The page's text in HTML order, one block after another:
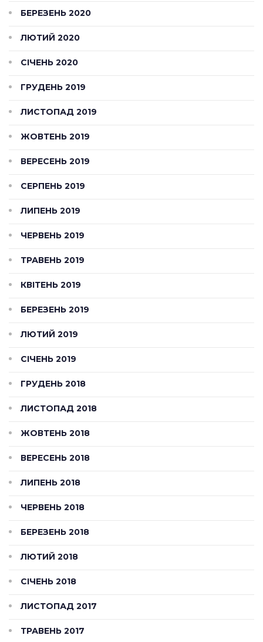
БЕРЕЗЕНЬ 2020
ЛЮТИЙ 2020
СІЧЕНЬ 2020
ГРУДЕНЬ 2019
ЛИСТОПАД 2019
ЖОВТЕНЬ 2019
ВЕРЕСЕНЬ 2019
СЕРПЕНЬ 2019
ЛИПЕНЬ 2019
ЧЕРВЕНЬ 2019
ТРАВЕНЬ 2019
КВІТЕНЬ 2019
БЕРЕЗЕНЬ 2019
ЛЮТИЙ 2019
СІЧЕНЬ 2019
ГРУДЕНЬ 2018
ЛИСТОПАД 2018
ЖОВТЕНЬ 2018
ВЕРЕСЕНЬ 2018
ЛИПЕНЬ 2018
ЧЕРВЕНЬ 2018
БЕРЕЗЕНЬ 2018
ЛЮТИЙ 2018
СІЧЕНЬ 2018
ЛИСТОПАД 2017
ТРАВЕНЬ 2017